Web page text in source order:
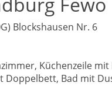
Blockshausen Nr. 6
Küchenzeile mit
Doppelbett, Bad mit